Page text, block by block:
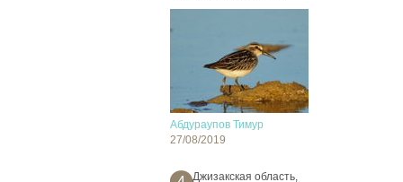
Абдураупов Тимур
27/08/2019
Джизакская область,